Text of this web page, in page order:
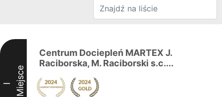
I Miejsce
Centrum Dociepleń MARTEX J.
Raciborska, M. Raciborski s.c....